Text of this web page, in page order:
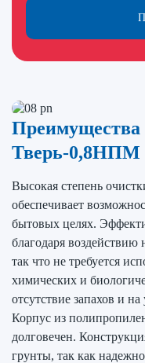
Преимущества
Тверь-0,8НПМ
Высокая степень
обеспечивает
бытовых целях.
благодаря
так что не требуется
химических и
отсутствие запахов и
Корпус из
долговечен.
грунты, так как